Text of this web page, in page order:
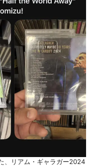
、リアム・ギャラガー2024